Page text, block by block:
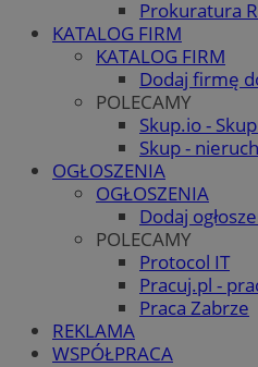
Prokuratura
KATALOG FIRM
KATALOG FIRM
Dodaj firmę
POLECAMY
Skup.io -
Skup -
OGŁOSZENIA
OGŁOSZENIA
Dodaj
POLECAMY
Protocol IT
Pracuj.pl -
Praca Zabrze
REKLAMA
WSPÓŁPRACA